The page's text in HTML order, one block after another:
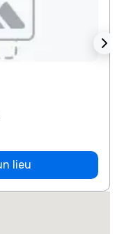
lieu